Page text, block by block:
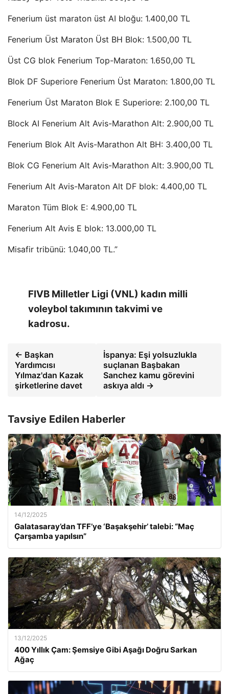
Fenerium üst maraton üst AI bloğu: 1.400,00 TL
Fenerium Üst Maraton Üst BH Blok: 1.500,00 TL
Üst CG blok Fenerium Top-Maraton: 1.650,00 TL
Blok DF Superiore Fenerium Üst Maraton: 1.800,00 TL
Fenerium Üst Maraton Blok E Superiore: 2.100,00 TL
Block AI Fenerium Alt Avis-Marathon Alt: 2.900,00 TL
Fenerium Blok Alt Avis-Marathon Alt BH: 3.400,00 TL
Blok CG Fenerium Alt Avis-Marathon Alt: 3.900,00 TL
Fenerium Alt Avis-Maraton Alt DF blok: 4.400,00 TL
Maraton Tüm Blok E: 4.900,00 TL
Fenerium Alt Avis E blok: 13.000,00 TL
Misafir tribünü: 1.040,00 TL.”
FIVB Milletler Ligi (VNL) kadın milli
voleybol takımının takvimi ve
kadrosu.
← Başkan
Yardımcısı
Yılmaz'dan Kazak
şirketlerine davet
İspanya: Eşi yolsuzlukla
suçlanan Başbakan
Sanchez kamu görevini
askıya aldı →
Tavsiye Edilen Haberler
14/12/2025
Galatasaray’dan TFF’ye ‘Başakşehir’ talebi: “Maç
Çarşamba yapılsın”
13/12/2025
400 Yıllık Çam: Şemsiye Gibi Aşağı Doğru Sarkan
Ağaç